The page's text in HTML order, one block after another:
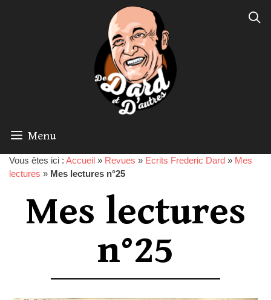
Menu
Vous êtes ici : Accueil » Revues » Ecrits Frederic Dard » Mes
lectures » Mes lectures n°25
Mes lectures
n°25